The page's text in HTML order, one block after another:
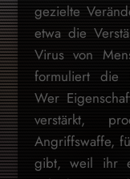
gezielte
etwa die
Virus von
formuliert die
Wer
verstärkt,
Angriffswaffe,
gibt, weil ihr